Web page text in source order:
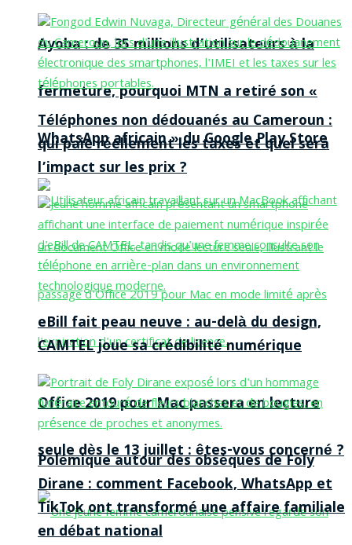
Ayoba : de 35 millions d’utilisateurs à la
fermeture, pourquoi MTN a retiré son «
WhatsApp africain » du Google Play Store
Office 2019 pour Mac passera en lecture
seule dès le 13 juillet : êtes-vous concerné ?
Téléphones non dédouanés au Cameroun :
qui paie réellement les taxes et quel sera
l’impact sur les prix ?
eBill fait peau neuve : au-delà du design,
CAMTEL joue sa crédibilité numérique
Polémique autour des obsèques de Foly
Dirane : comment Facebook, WhatsApp et
TikTok ont transformé une affaire familiale
en débat national